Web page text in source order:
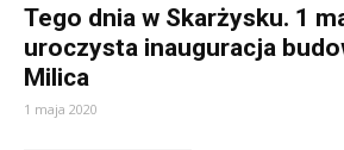
Tego dnia w Skarżysku. 1
uroczysta inauguracja
Milica
1 maja 2020